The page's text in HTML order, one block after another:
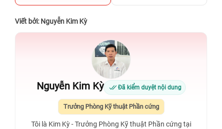
Viết bởi: Nguyễn Kim Kỳ
Nguyễn Kim Kỳ Đã kiểm duyệt nội dung
Trưởng Phòng Kỹ thuật Phần cứng
Tôi là Kim Kỳ - Trưởng Phòng Kỹ thuật Phần cứng tại